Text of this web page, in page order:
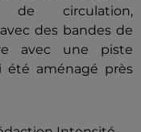
circulation,
des bandes de
avec une piste
été aménagé près